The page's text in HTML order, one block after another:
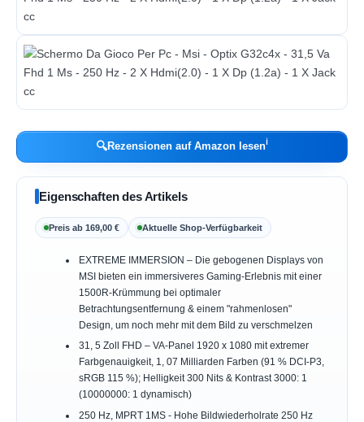
🔍Rezensionen auf Amazon lesenℹ︎
Eigenschaften des Artikels
Preis ab 169,00 € Aktuelle Shop-Verfügbarkeit
EXTREME IMMERSION – Die gebogenen Displays von
MSI bieten ein immersiveres Gaming-Erlebnis mit einer
1500R-Krümmung bei optimaler
Betrachtungsentfernung & einem "rahmenlosen"
Design, um noch mehr mit dem Bild zu verschmelzen
31, 5 Zoll FHD – VA-Panel 1920 x 1080 mit extremer
Farbgenauigkeit, 1, 07 Milliarden Farben (91 % DCI-P3,
sRGB 115 %); Helligkeit 300 Nits & Kontrast 3000: 1
(10000000: 1 dynamisch)
250 Hz, MPRT 1MS - Hohe Bildwiederholrate 250 Hz